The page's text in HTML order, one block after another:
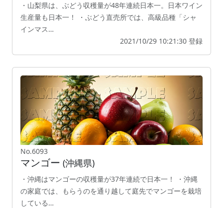
・山梨県は、ぶどう収穫量が48年連続日本一。日本ワイン
生産量も日本一！ ・ぶどう直売所では、高級品種「シャ
インマス…
2021/10/29 10:21:30 登録
No.6093
マンゴー (沖縄県)
・沖縄はマンゴーの収穫量が37年連続で日本一！ ・沖縄
の家庭では、もらうのを通り越して庭先でマンゴーを栽培
している…